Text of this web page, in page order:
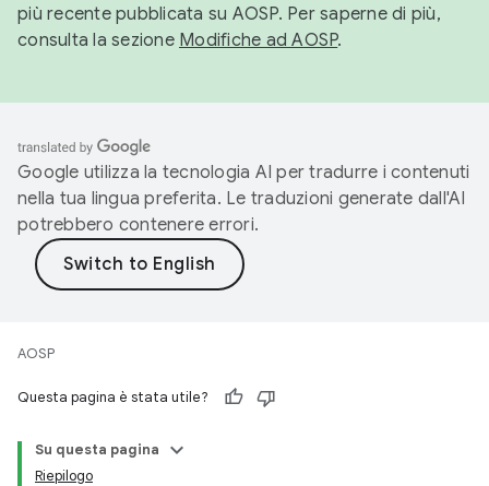
più recente pubblicata su AOSP. Per saperne di più,
consulta la sezione Modifiche ad AOSP.
Google utilizza la tecnologia AI per tradurre i contenuti
nella tua lingua preferita. Le traduzioni generate dall'AI
potrebbero contenere errori.
AOSP
Questa pagina è stata utile?
Su questa pagina
Riepilogo